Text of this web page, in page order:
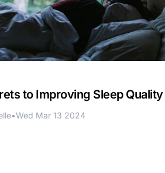
to Improving Sleep Quality
•Wed Mar 13 2024